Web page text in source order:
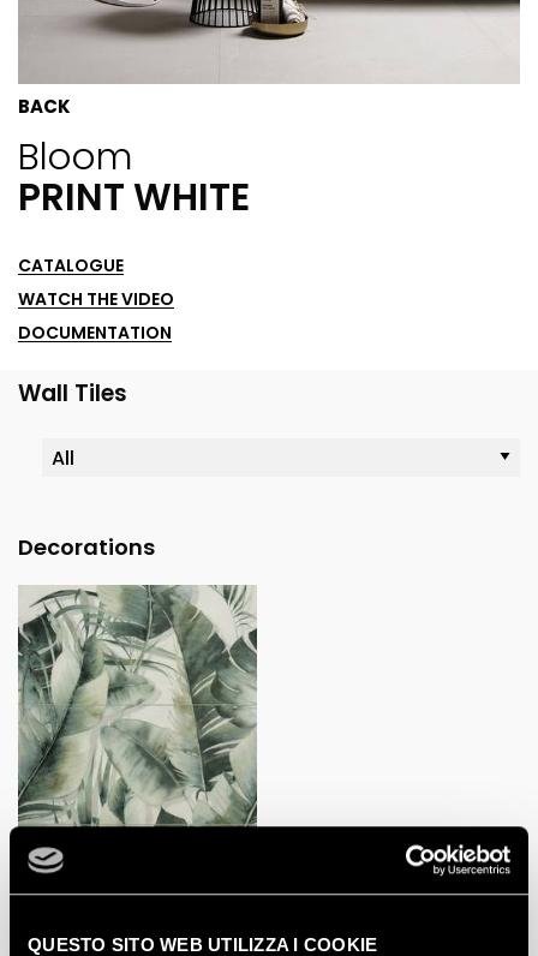
QUESTO SITO WEB UTILIZZA I COOKIE
BACK
Bloom
PRINT WHITE
CATALOGUE
WATCH THE VIDEO
DOCUMENTATION
Wall Tiles
Decorations